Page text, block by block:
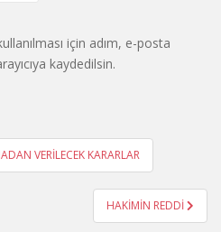
için adım, e-posta
kaydedilsin.
VERİLECEK KARARLAR
HAKİMİN REDDİ